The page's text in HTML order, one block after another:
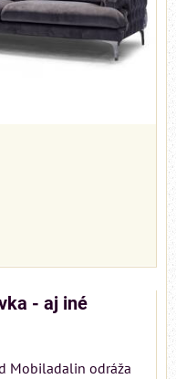
- aj iné
Mobiladalin odráža